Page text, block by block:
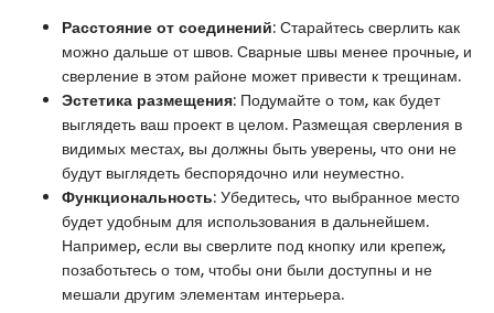
Расстояние от соединений: Старайтесь сверлить как
можно дальше от швов. Сварные швы менее прочные, и
сверление в этом районе может привести к трещинам.
Эстетика размещения: Подумайте о том, как будет
выглядеть ваш проект в целом. Размещая сверления в
видимых местах, вы должны быть уверены, что они не
будут выглядеть беспорядочно или неуместно.
Функциональность: Убедитесь, что выбранное место
будет удобным для использования в дальнейшем.
Например, если вы сверлите под кнопку или крепеж,
позаботьтесь о том, чтобы они были доступны и не
мешали другим элементам интерьера.